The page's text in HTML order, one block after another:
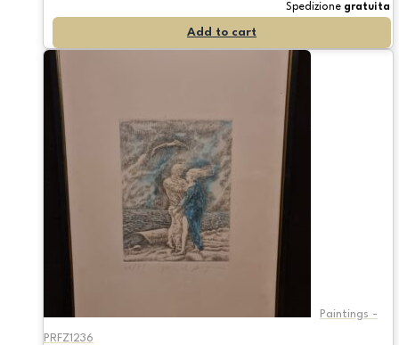
Spedizione gratuita
Add to cart
Paintings -
PRFZ1236